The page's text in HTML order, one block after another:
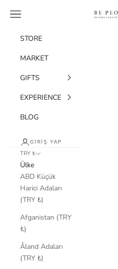
Menü
STORE
MARKET
GIFTS
EXPERIENCE
BLOG
GIRIŞ YAP
TRY ₺
Ülke
ABD Küçük
Harici Adaları
(TRY ₺)
Afganistan (TRY
₺)
Åland Adaları
(TRY ₺)